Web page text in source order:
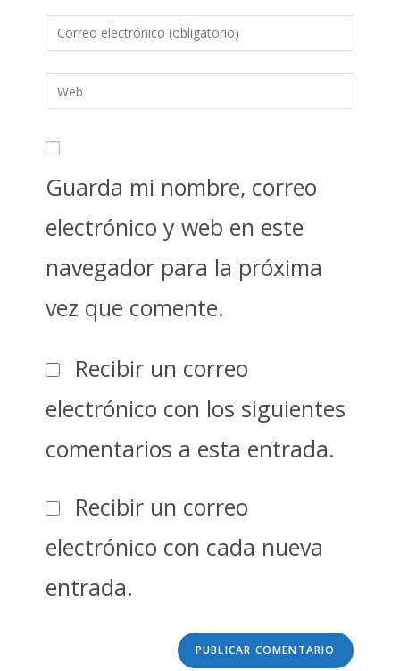
Guarda mi nombre, correo
electrónico y web en este
navegador para la próxima
vez que comente.
Recibir un correo
electrónico con los siguientes
comentarios a esta entrada.
Recibir un correo
electrónico con cada nueva
entrada.